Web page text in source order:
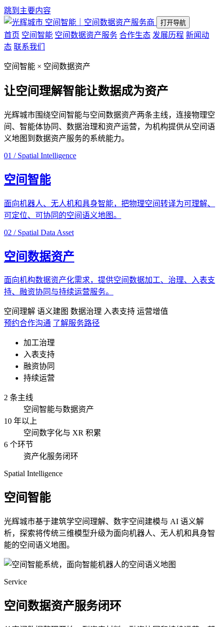
跳到主要内容
空间智能｜空间数据资产服务商
打开导航
首页 空间智能 空间数据资产服务 合作生态 发展历程 新闻动
态 联系我们
空间智能 × 空间数据资产
让空间理解智能让数据成为资产
光辉城市围绕空间智能与空间数据资产两条主线，连接物理空
间、智能体协同、数据治理和资产运营，为机构提供从空间语
义地图到数据资产服务的系统能力。
01 / Spatial Intelligence
空间智能
面向机器人、无人机和具身智能，把物理空间转译为可理解、
可定位、可协同的空间语义地图。
02 / Spatial Data Asset
空间数据资产
面向机构数据资产化需求，提供空间数据加工、治理、入表支
持、融资协同与持续运营服务。
空间理解 语义建图 数据治理 入表支持 运营增值
预约合作沟通 了解服务路径
加工治理
入表支持
融资协同
持续运营
2 条主线
空间智能与数据资产
10 年以上
空间数字化与 XR 积累
6 个环节
资产化服务闭环
Spatial Intelligence
空间智能
光辉城市基于建筑学空间理解、数字空间建模与 AI 语义解
析，探索将传统三维模型升级为面向机器人、无人机和具身智
能的空间语义地图。
Service
空间数据资产服务闭环